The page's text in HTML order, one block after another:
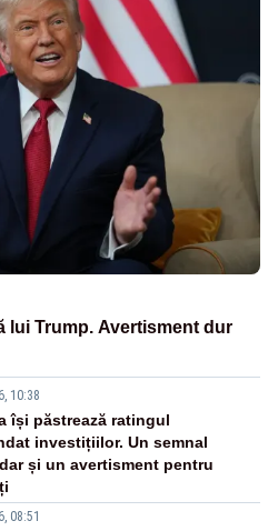
lui Trump. Avertisment dur
10:38
își păstrează ratingul
investițiilor. Un semnal
și un avertisment pentru
08:51